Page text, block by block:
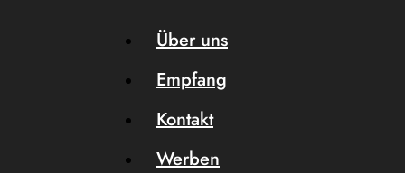
Über uns
Empfang
Kontakt
Werben